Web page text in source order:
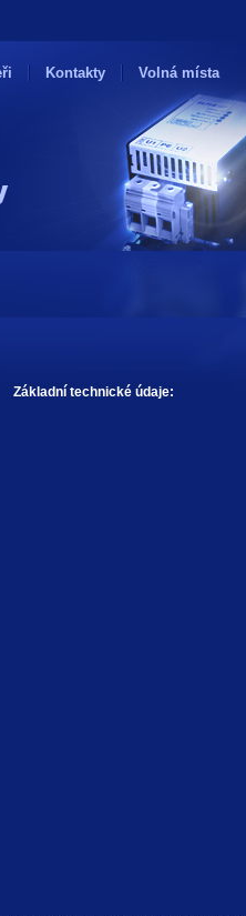
Kontakty Volná místa
Základní technické údaje: